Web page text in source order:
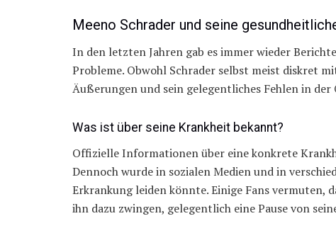
Meeno Schrader und seine
In den letzten Jahren gab es immer wieder
Probleme. Obwohl Schrader selbst meist diskret
Äußerungen und sein gelegentliches Fehlen in
Was ist über seine Krankheit bekannt?
Offizielle Informationen über eine konkrete
Dennoch wurde in sozialen Medien und in
Erkrankung leiden könnte. Einige Fans vermuten,
ihn dazu zwingen, gelegentlich eine Pause von